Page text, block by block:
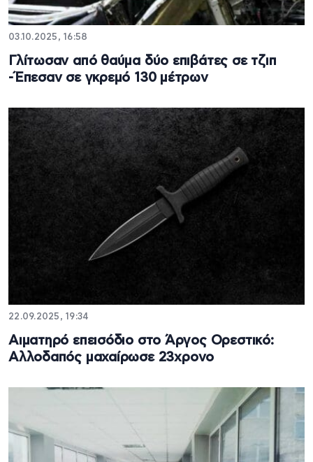
03.10.2025, 16:58
Γλίτωσαν από θαύμα δύο επιβάτες σε τζιπ
-Έπεσαν σε γκρεμό 130 μέτρων
22.09.2025, 19:34
Αιματηρό επεισόδιο στο Άργος Ορεστικό:
Αλλοδαπός μαχαίρωσε 23χρονο